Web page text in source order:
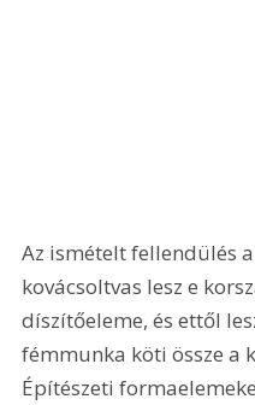
Az ismételt fellendülés
kovácsoltvas lesz e
díszítőeleme, és ettől
fémmunka köti össze a
Építészeti